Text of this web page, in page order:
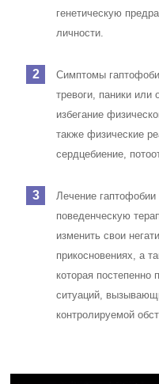
генетическую
личности.
Симптомы
тревоги, паники или
избегание
также физические
сердцебиение,
Лечение
поведенческую
изменить свои
прикосновениях, а
которая постепенно
ситуаций,
контролируемой